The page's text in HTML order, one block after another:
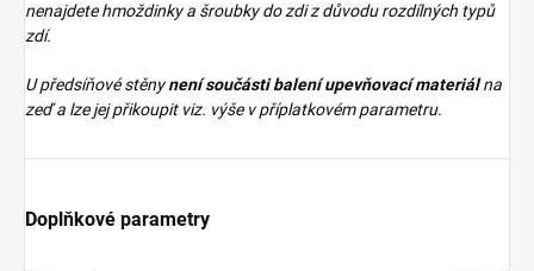
nenajdetehmoždinky a šroubky do zdi z důvodu rozdílných typů
zdí.
U předsíňové stěnynení součásti balení upevňovací materiálna
zeď a lze jej přikoupit viz. výše v příplatkovém parametru.
Doplňkové parametry